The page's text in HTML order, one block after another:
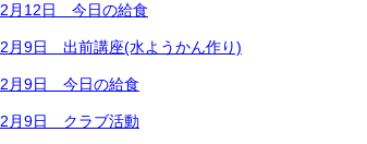
2月12日 今日の給食
2月9日 出前講座(水ようかん作り)
2月9日 今日の給食
2月9日 クラブ活動